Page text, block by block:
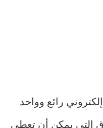
رائع وواحد
التي يمكن أن تعطي